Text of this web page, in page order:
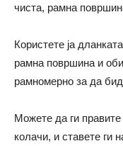
чиста, рамна
Користете ја
рамна површина и
рамномерно за да
Можете да ги
колачи, и ставете ги